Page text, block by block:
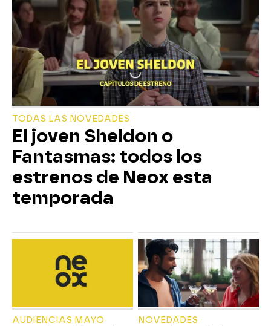
TODAS LAS NOVEDADES
El joven Sheldon o
Fantasmas: todos los
estrenos de Neox esta
temporada
AUDIENCIAS MAYO NOVEDADES